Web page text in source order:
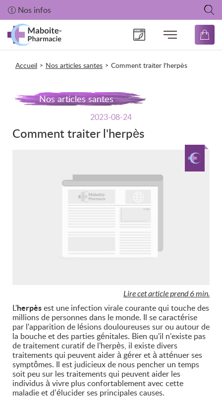
Nos infos
Accueil > Nos articles santes > Comment traiter l'herpès
Nos articles santes
2023-08-24
Comment traiter l'herpès
Lire cet article prend 6 min.
L'herpès est une infection virale courante qui touche des
millions de personnes dans le monde. Il se caractérise
par l'apparition de lésions douloureuses sur ou autour de
la bouche et des parties génitales. Bien qu'il n'existe pas
de traitement curatif de l'herpès, il existe divers
traitements qui peuvent aider à gérer et à atténuer ses
symptômes. Il est judicieux de nous pencher un temps
soit peu sur les traitements qui peuvent aider les
individus à vivre plus confortablement avec cette
maladie et d’élucider ses principales causes.